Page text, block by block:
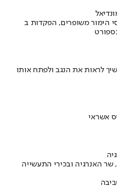
לראות את הנגב ולפתח אותו
האנרגיה ובכירי התעשייה